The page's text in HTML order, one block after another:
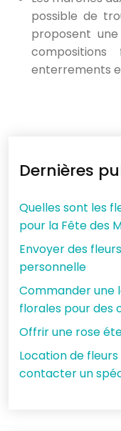
possible de
proposent
enterrements
Dernières
Quelles sont les
pour la Fête des
Envoyer des
personnelle
Commander une
florales pour des
Offrir une rose
Location de
contacter un